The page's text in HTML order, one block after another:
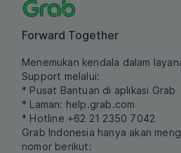
Forward Together
Menemukan kendala dalam
Support melalui:
* Pusat Bantuan di aplikasi Grab
* Laman: help.grab.com
* Hotline +62 21 2350 7042
Grab Indonesia hanya akan
nomor berikut: